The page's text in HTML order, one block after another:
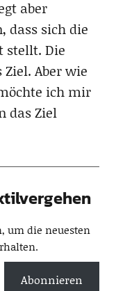
aber
dass sich die
stellt. Die
Aber wie
ich mir
das Ziel
um die neuesten
Abonnieren